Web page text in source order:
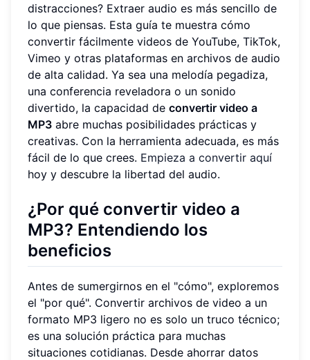
distracciones? Extraer audio es más sencillo de
lo que piensas. Esta guía te muestra cómo
convertir fácilmente videos de YouTube, TikTok,
Vimeo y otras plataformas en archivos de audio
de alta calidad. Ya sea una melodía pegadiza,
una conferencia reveladora o un sonido
divertido, la capacidad de convertir video a
MP3 abre muchas posibilidades prácticas y
creativas. Con la herramienta adecuada, es más
fácil de lo que crees. Empieza a convertir aquí
hoy y descubre la libertad del audio.
¿Por qué convertir video a
MP3? Entendiendo los
beneficios
Antes de sumergirnos en el "cómo", exploremos
el "por qué". Convertir archivos de video a un
formato MP3 ligero no es solo un truco técnico;
es una solución práctica para muchas
situaciones cotidianas. Desde ahorrar datos